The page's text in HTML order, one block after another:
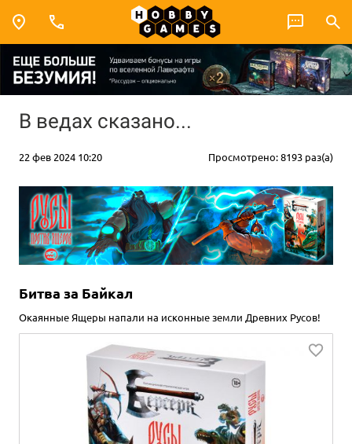
В ведах сказано...
22 фев 2024 10:20 Просмотрено: 8193 раз(а)
Битва за Байкал
Окаянные Ящеры напали на исконные земли Древних Русов!